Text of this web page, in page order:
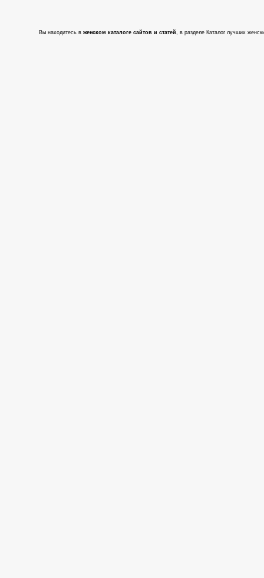
Вы находитесь в женском каталоге сайтов и статей, в разделе Каталог лучших